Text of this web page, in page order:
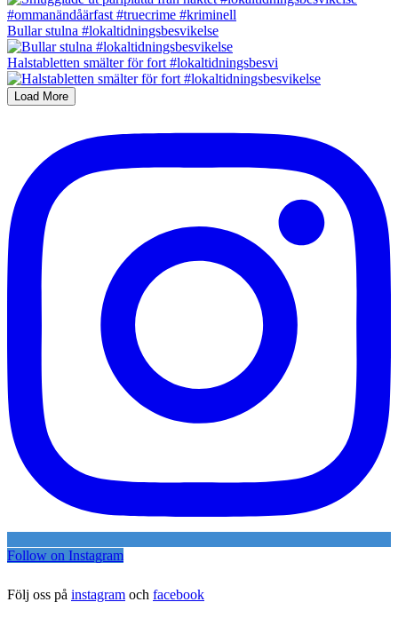
Bullar stulna #lokaltidningsbesvikelse
Halstabletten smälter för fort #lokaltidningsbesvi
Load More
Follow on Instagram
Följ oss på instagram och facebook